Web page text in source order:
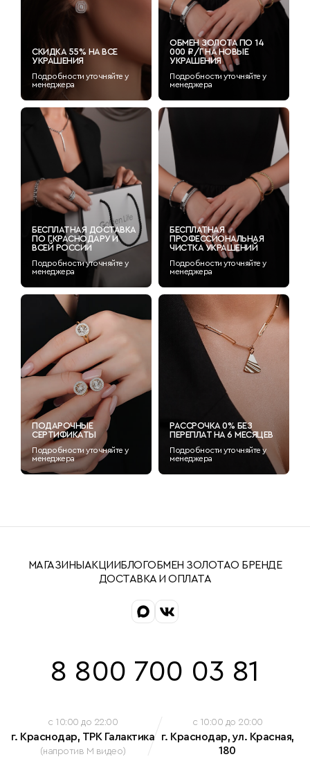
СКИДКА 55% НА ВСЕ
УКРАШЕНИЯ
Подробности уточняйте у
менеджера
ОБМЕН ЗОЛОТА ПО 14
000 ₽/Г НА НОВЫЕ
УКРАШЕНИЯ
Подробности уточняйте у
менеджера
БЕСПЛАТНАЯ ДОСТАВКА
ПО Г.КРАСНОДАРУ И
ВСЕЙ РОССИИ
Подробности уточняйте у
менеджера
БЕСПЛАТНАЯ
ПРОФЕССИОНАЛЬНАЯ
ЧИСТКА УКРАШЕНИЙ
Подробности уточняйте у
менеджера
ПОДАРОЧНЫЕ
СЕРТИФИКАТЫ
Подробности уточняйте у
менеджера
РАССРОЧКА 0% БЕЗ
ПЕРЕПЛАТ НА 6 МЕСЯЦЕВ
Подробности уточняйте у
менеджера
МАГАЗИНЫ АКЦИИБЛОГОБМЕН ЗОЛОТАО БРЕНДЕ
ДОСТАВКА И ОПЛАТА
8 800 700 03 81
c 10:00 до 22:00
г. Краснодар, ТРК Галактика
(напротив М видео)
c 10:00 до 20:00
г. Краснодар, ул. Красная,
180